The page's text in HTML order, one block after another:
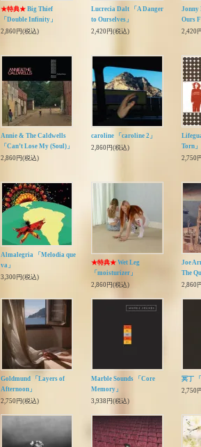
★特典★ Big Thief
「Double Infinity」
2,860円(税込)
Lucrecia Dalt 「A Danger
to Ourselves」
2,420円(税込)
Jonny
Ours
2,420
Annie & The Caldwells
「Can’t Lose My (Soul)」
2,860円(税込)
caroline 「caroline 2」
2,860円(税込)
Torn」
2,750
Almalegria 「Melodia que
va」
3,300円(税込)
★特典★ Wet Leg
「moisturizer」
2,860円(税込)
Joe
The
2,860
Goldmund 「Layers of
Afternoon」
2,750円(税込)
Marble Sounds 「Core
Memory」
3,938円(税込)
冥丁
2,750